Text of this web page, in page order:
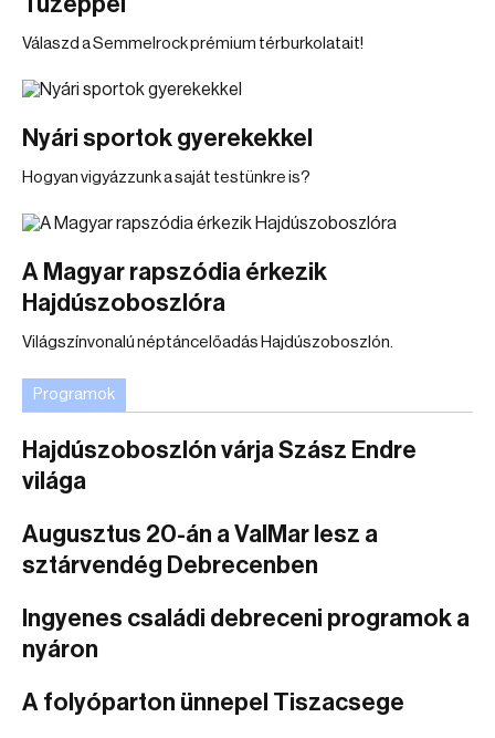
Válaszd a Semmelrock prémium térburkolatait!
Nyári sportok gyerekekkel
Hogyan vigyázzunk a saját testünkre is?
A Magyar rapszódia érkezik
Hajdúszoboszlóra
Világszínvonalú néptáncelőadás Hajdúszoboszlón.
Programok
Hajdúszoboszlón várja Szász Endre
világa
Augusztus 20-án a ValMar lesz a
sztárvendég Debrecenben
Ingyenes családi debreceni programok a
nyáron
A folyóparton ünnepel Tiszacsege